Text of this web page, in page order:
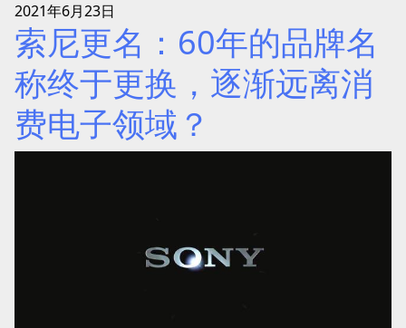
2021年6月23日
索尼更名：60年的品牌名
称终于更换，逐渐远离消
费电子领域？